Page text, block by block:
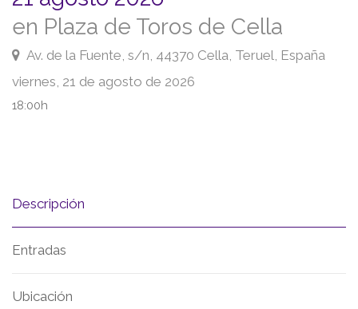
en Plaza de Toros de Cella
Av. de la Fuente, s/n, 44370 Cella, Teruel, España
viernes, 21 de agosto de 2026
18:00h
Descripción
Entradas
Ubicación